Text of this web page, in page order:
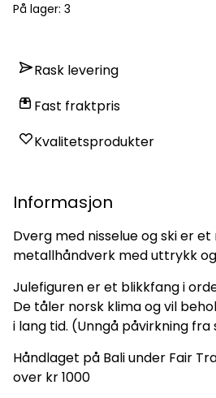
På lager: 3
Rask levering
Fast fraktpris
Kvalitetsprodukter
Informasjon
Dverg med nisselue og ski er
metallhåndverk med uttrykk
Julefiguren er et blikkfang i
De tåler norsk klima og vil
i lang tid. (Unngå påvirkning fra
Håndlaget på Bali under Fair
over kr 1000